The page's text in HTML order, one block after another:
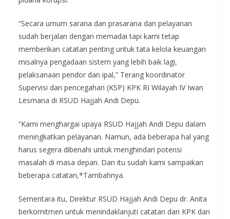
“Secara umum sarana dan prasarana dan pelayanan
sudah berjalan dengan memadai tapi kami tetap
memberikan catatan penting untuk tata kelola keuangan
misalnya pengadaan sistem yang lebih baik lagi,
pelaksanaan pendor dan ipal,” Terang koordinator
Supervisi dan pencegahan (KSP) KPK RI Wilayah IV Iwan
Lesmana di RSUD Hajjah Andi Depu.
“Kami menghargai upaya RSUD Hajjah Andi Depu dalam
meningkatkan pelayanan. Namun, ada beberapa hal yang
harus segera dibenahi untuk menghindari potensi
masalah di masa depan. Dan itu sudah kami sampaikan
beberapa catatan,*Tambahnya.
Sementara itu, Direktur RSUD Hajjah Andi Depu dr. Anita
berkomitmen untuk menindaklanjuti catatan dari KPK dan